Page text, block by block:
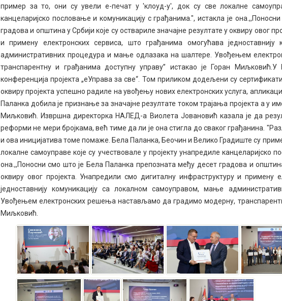
пример за то, они су увели е-печат у 'клоуд-у', док су све локалне
канцеларијско пословање и комуникацију с грађанима.", истакла је
градова и општина у Србији које су оствариле значајне резултате у оквиру овог
и примену електронских сервиса, што грађанима омогућава
административних процедура и мање одлазака на шалтере. Увођењем
транспарентну и грађанима доступну управу’’ истакао је Горан
конференција пројекта „еУправа за све“. Том приликом додељени су
оквиру пројекта успешно радиле на увођењу нових електронских услуга,
Паланка добила је признање за значајне резултате током трајања пројекта а у
Миљковић. Извршна директорка НАЛЕД-а Виолета Јовановић казала је да
реформи не мери бројкама, већ тиме да ли је она стигла до сваког грађанина.
и ова иницијатива томе помаже. Бела Паланка, Беочин и Велико Градиште су
локалне самоуправе које су учествовале у пројекту унапредиле канцеларијско
она.,,Поносни смо што је Бела Паланка препозната међу десет градова и
оквиру овог пројекта. Унапредили смо дигиталну инфраструктуру и примену
једноставнију комуникацију са локалном самоуправом, мање
Увођењем електронских решења настављамо да градимо модерну,
Миљковић.